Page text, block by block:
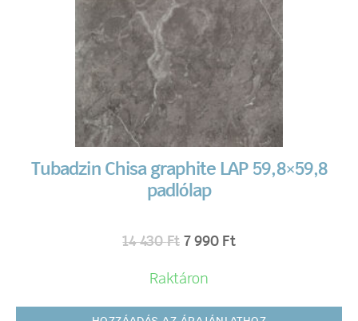
Tubadzin Chisa graphite LAP 59,8×59,8
padlólap
14 430Ft 7 990 Ft
Raktáron